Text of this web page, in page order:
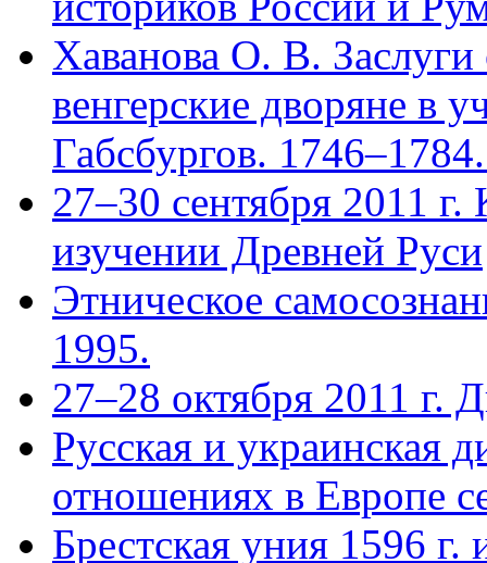
Хаванова О. В.
венгерские дворяне в
Габсбургов.
27–30 сентября 2011
изучении Древней Руси
Этническое
1995.
27–28 октября 2011 г.
Русская и украинская
отношениях в Европе
Брестская уния 1596